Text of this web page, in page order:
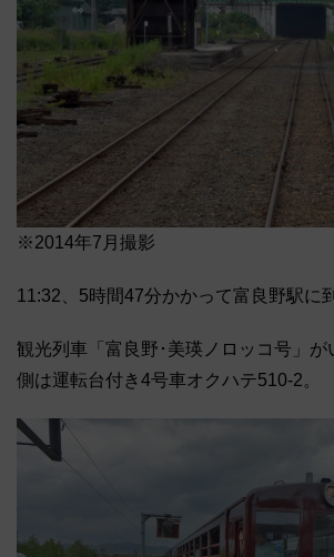
※2014年7月撮影
11:32、5時間47分かかって富良野駅に
観光列車「富良野･美瑛ノロッコ号」が
側は運転台付き4号車オクハテ510-2。